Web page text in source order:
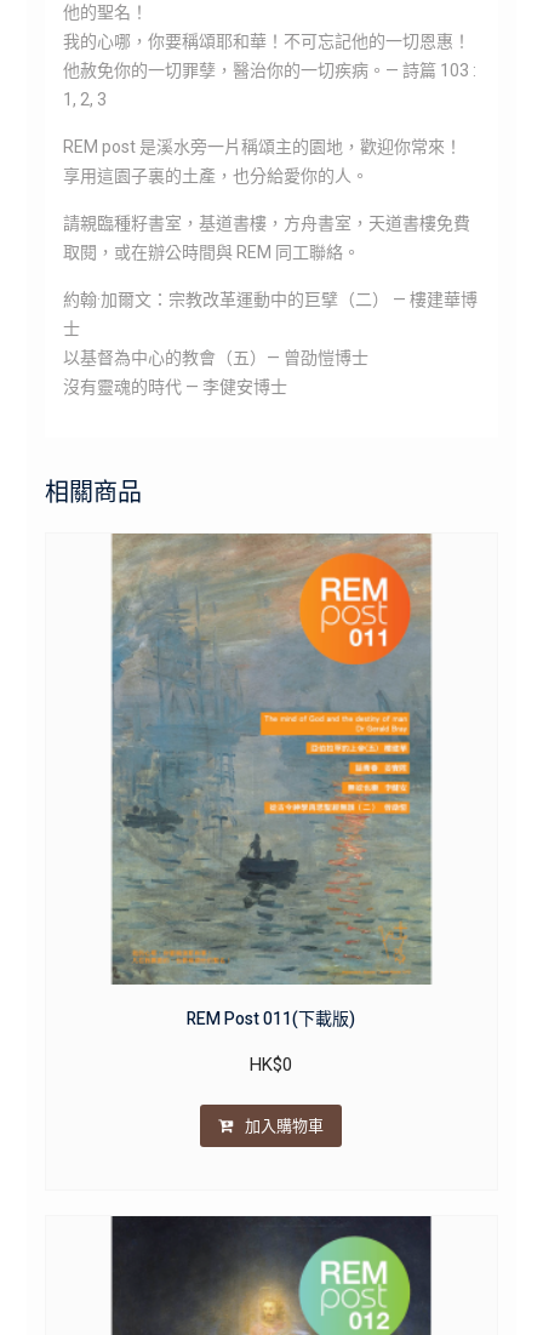
他的聖名！
我的心哪，你要稱頌耶和華！不可忘記他的一切恩惠！
他赦免你的一切罪孽，醫治你的一切疾病。— 詩篇 103 :
1, 2, 3
REM post 是溪水旁一片稱頌主的園地，歡迎你常來！
享用這園子裏的土產，也分給愛你的人。
請親臨種籽書室，基道書樓，方舟書室，天道書樓免費
取閱，或在辦公時間與 REM 同工聯絡。
約翰·加爾文：宗教改革運動中的巨擘（二） — 樓建華博
士
以基督為中心的教會（五）— 曾劭愷博士
沒有靈魂的時代 — 李健安博士
相關商品
REM Post 011(下載版)
HK$0
加入購物車